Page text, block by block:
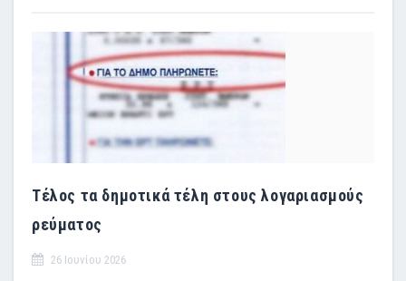
Τέλος τα δημοτικά τέλη στους λογαριασμούς
ρεύματος
26 Ιουνίου 2026